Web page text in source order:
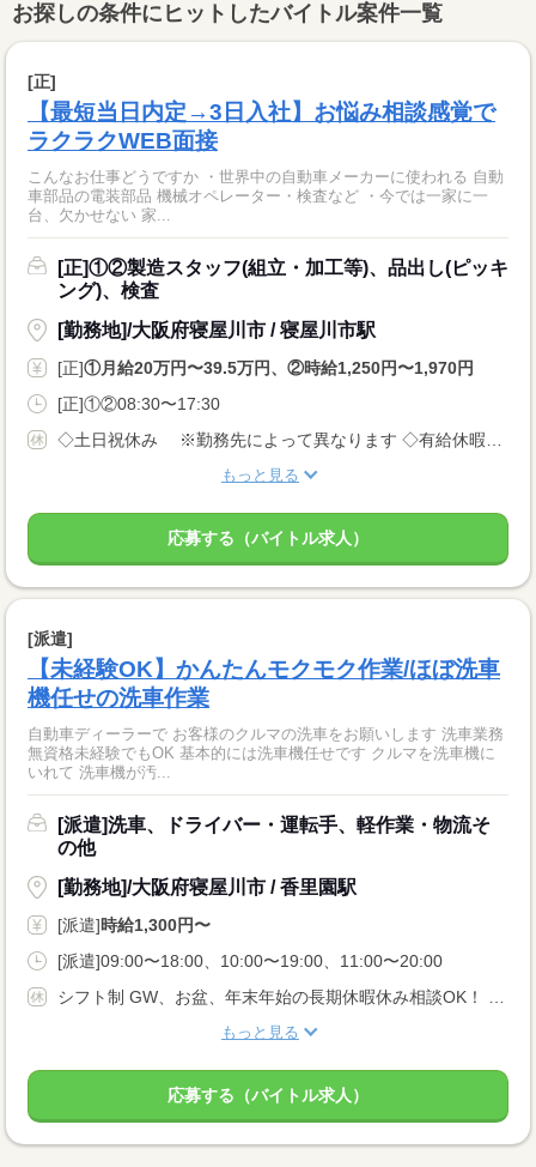
お探しの条件にヒットしたバイトル案件一覧
[正]
【最短当日内定→3日入社】お悩み相談感覚で
ラクラクWEB面接
こんなお仕事どうですか ・世界中の自動車メーカーに使われる 自動
車部品の電装部品 機械オペレーター・検査など ・今では一家に一
台、欠かせない 家...
[正]①②製造スタッフ(組立・加工等)、品出し(ピッキ
ング)、検査
[勤務地]/大阪府寝屋川市 / 寝屋川市駅
[正]①月給20万円〜39.5万円、②時給1,250円〜1,970円
[正]①②08:30〜17:30
◇土日祝休み ※勤務先によって異なります ◇有給休暇あり（入社6ヵ月後に10日付与） ◇産休・育休制度あり 休日多めの職場が多いでが、 月給制なので給料は安定です！
もっと見る
応募する（バイトル求人）
[派遣]
【未経験OK】かんたんモクモク作業/ほぼ洗車
機任せの洗車作業
自動車ディーラーで お客様のクルマの洗車をお願いします 洗車業務
無資格未経験でもOK 基本的には洗車機任せです クルマを洗車機に
いれて 洗車機が汚...
[派遣]洗車、ドライバー・運転手、軽作業・物流そ
の他
[勤務地]/大阪府寝屋川市 / 香里園駅
[派遣]時給1,300円〜
[派遣]09:00〜18:00、10:00〜19:00、11:00〜20:00
シフト制 GW、お盆、年末年始の長期休暇休み相談OK！ 平日のみの勤務先もあり！ ※勤務先によって異なります
もっと見る
応募する（バイトル求人）